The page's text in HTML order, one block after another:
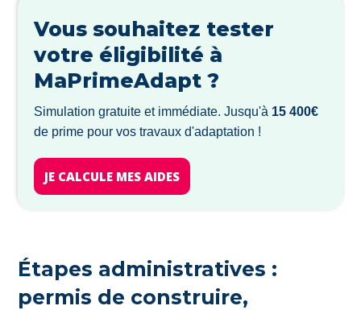
Vous souhaitez tester
votre éligibilité à
MaPrimeAdapt ?
Simulation gratuite et immédiate. Jusqu'à 15 400€
de prime pour vos travaux d'adaptation !
JE CALCULE MES AIDES
Étapes administratives :
permis de construire,